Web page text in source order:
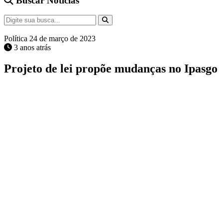
Política 24 de março de 2023
3 anos atrás
Projeto de lei propõe mudanças no Ipasgo